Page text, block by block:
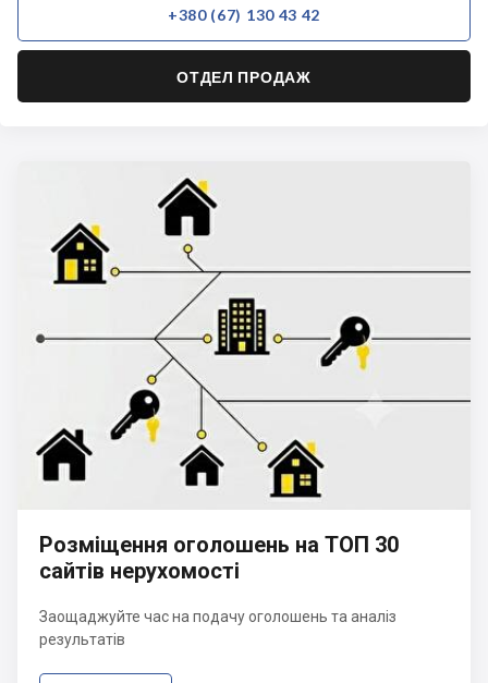
+380 (67) 130 43 42
ОТДЕЛ ПРОДАЖ
Розміщення оголошень на ТОП 30
сайтів нерухомості
Заощаджуйте час на подачу оголошень та аналіз
результатів